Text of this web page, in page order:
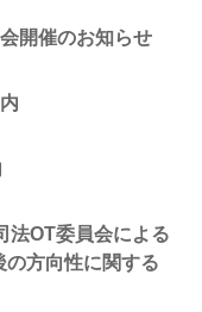
開催のお知らせ
法OT委員会による
の方向性に関する